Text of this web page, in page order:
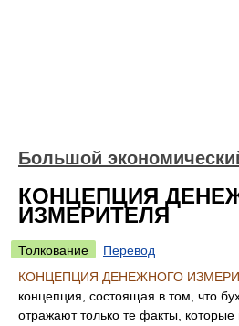
Большой
КОНЦЕПЦИЯ
ИЗМЕРИТЕЛЯ
Толкование
Перевод
КОНЦЕПЦИЯ ДЕНЕЖНОГО
концепция, состоящая в том, что
отражают только те факты,